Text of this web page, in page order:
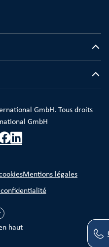
GmbH. Tous droits
GmbH
haut
Mentions légales